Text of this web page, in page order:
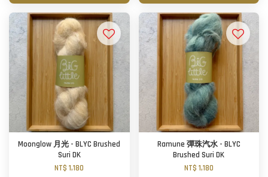
Moonglow 月光 - BLYC Brushed
Suri DK
NT$ 1,180
Ramune 彈珠汽水 - BLYC
Brushed Suri DK
NT$ 1,180